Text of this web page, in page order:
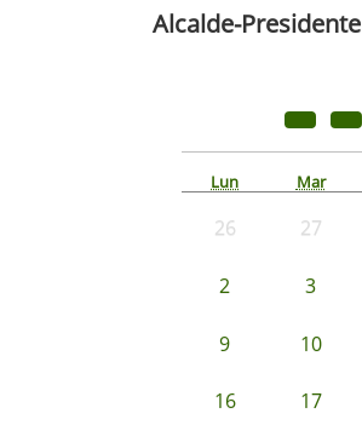
Alcalde-Presidente
Lun Mar
26 27
2 3
9 10
16 17